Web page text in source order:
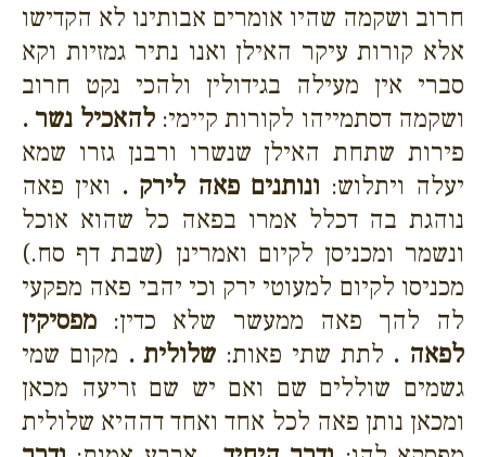
חרוב ושקמה שהיו אומרים אבותינו לא הקדישו
אלא קורות עיקר האילן ואנו נתיר גמזיות וקא
סברי אין מעילה בגידולין ולהכי נקט חרוב
ושקמה דסתמייהו לקורות קיימי:להאכיל נשר .
פירות שתחת האילן שנשרו ורבנן גזרו שמא
יעלה ויתלוש: ונותנים פאה לירק . ואין פאה
נוהגת בה דכלל אמרו בפאה כל שהוא אוכל
ונשמר ומכניסן לקיום ואמרינן (שבת דף סח.)
מכניסו לקיום למעוטי ירק וכי יהבי פאה מפקעי
לה להך פאה ממעשר שלא כדין: מפסיקין
לפאה . לתת שתי פאות: שלולית . מקום שמי
גשמים שוללים שם ואם יש שם זריעה מכאן
ומכאן נותן פאה לכל אחד ואחד דההיא שלולית